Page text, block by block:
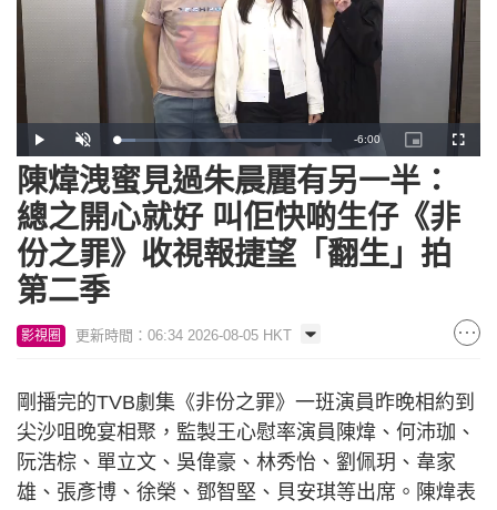
Play Unmute Loaded:
8.58%
Remaining
-6:00
Picture-
in-
Picture
陳煒洩蜜見過朱晨麗有另一半：
總之開心就好 叫佢快啲生仔《非
份之罪》收視報捷望「翻生」拍
第二季
影視圈 更新時間：06:34 2026-08-05 HKT
剛播完的TVB劇集《非份之罪》一班演員昨晚相約到
尖沙咀晚宴相聚，監製王心慰率演員陳煒、何沛珈、
阮浩棕、單立文、吳偉豪、林秀怡、劉佩玥、韋家
雄、張彥博、徐榮、鄧智堅、貝安琪等出席。陳煒表